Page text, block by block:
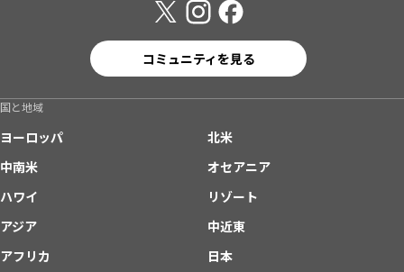
コミュニティを見る
国と地域
ヨーロッパ
北米
中南米
オセアニア
ハワイ
リゾート
アジア
中近東
アフリカ
日本